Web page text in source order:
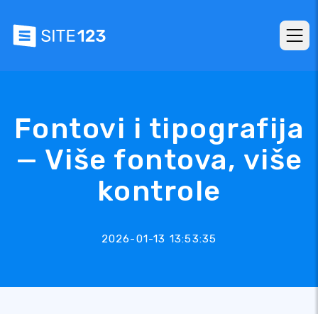
Fontovi i tipografija
— Više fontova, više
kontrole
2026-01-13 13:53:35